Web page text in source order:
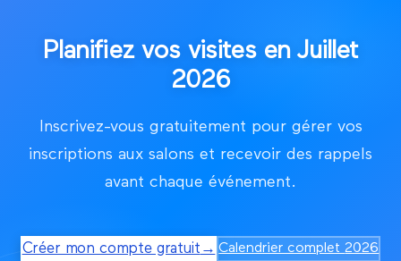
Planifiez vos visites enJuillet
2026
Inscrivez-vous gratuitement pour gérer vos
inscriptions aux salons et recevoir des rappels
avant chaque événement.
Créer mon compte gratuit → Calendrier complet2026